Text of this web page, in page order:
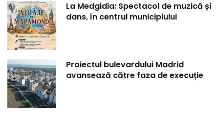
La Medgidia: Spectacol de muzică și
dans, în centrul municipiului
Proiectul bulevardului Madrid
avansează către faza de execuție